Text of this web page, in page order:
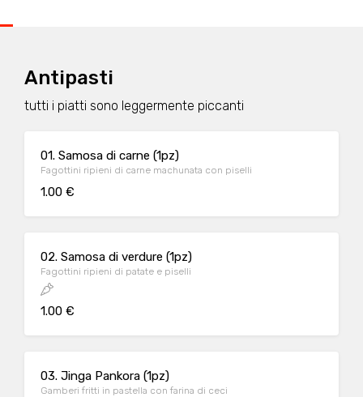
Antipasti
tutti i piatti sono leggermente piccanti
01. Samosa di carne (1pz)
Fagottini ripieni di carne machunata con piselli
1.00 €
02. Samosa di verdure (1pz)
Fagottini ripieni di patate e piselli
1.00 €
03. Jinga Pankora (1pz)
Gamberi fritti in pastella con farina di ceci